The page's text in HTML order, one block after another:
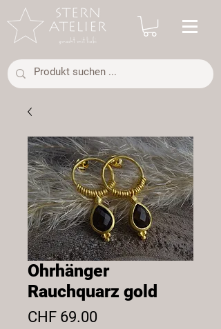
Ohrhänger
Rauchquarz gold
CHF 69.00